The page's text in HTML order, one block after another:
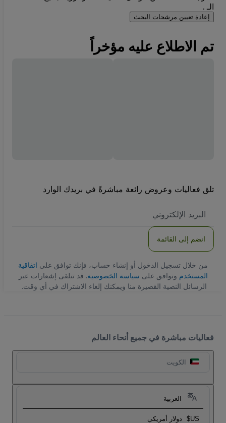
الـ .
إعادة تعيين مرشحات البحث
تم الاطلاع عليه مؤخراً
تلق فعاليات وعروض رائعة مباشرةً في بريدك الوارد
الاكتروني
انضم إلى القائمة
من خلال تسجيل الدخول أو إنشاء حساب، فإنك توافق على اتفاقية
المستخدم وتوافق على سياسة الخصوصية. قد تتلقى إشعارات عبر
الرسائل النصية القصيرة منا ويمكنك إلغاء الاشتراك في أي وقت.
فعاليات مباشرة في جميع أنحاء العالم
الكويت
العربية
US$ دولار أمريكي